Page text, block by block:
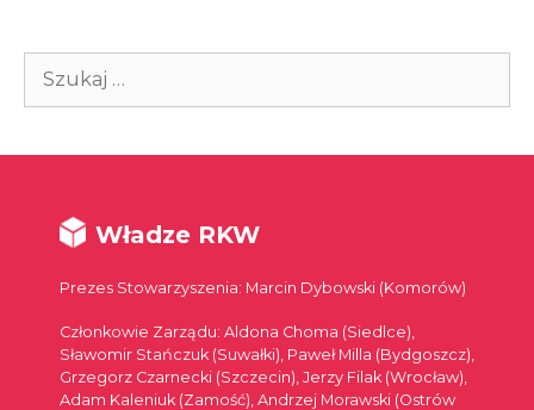
Szukaj:
Władze RKW
Prezes Stowarzyszenia: Marcin Dybowski (Komorów)
Członkowie Zarządu: Aldona Choma (Siedlce),
Sławomir Stańczuk (Suwałki), Paweł Milla (Bydgoszcz),
Grzegorz Czarnecki (Szczecin), Jerzy Filak (Wrocław),
Adam Kaleniuk (Zamość), Andrzej Morawski (Ostrów